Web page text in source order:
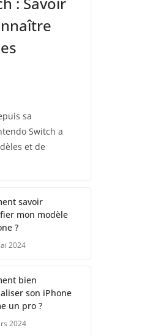
sa
Switch a
et de
savoir
mon modèle
?
2024
bien
son iPhone
un pro ?
2024